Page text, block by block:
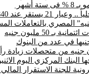
أشهر
عند 5840 جنيها
بالتعاملات المسائية
50 مليون جنيه
للجنة الاستقرار المالي